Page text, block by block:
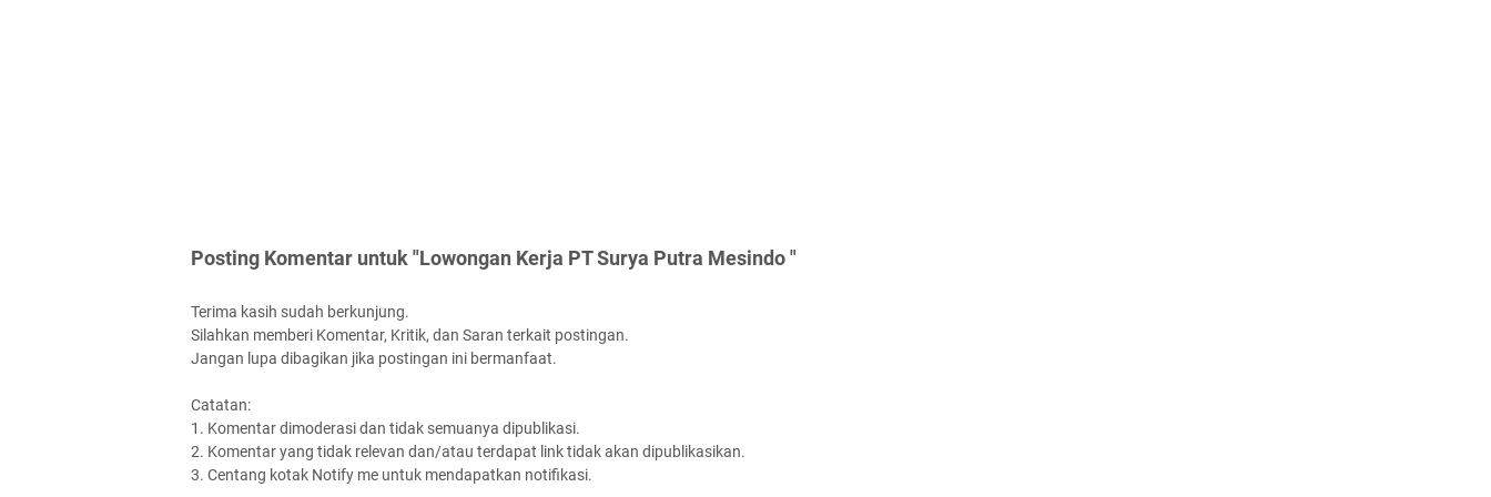
Posting Komentar untuk "Lowongan Kerja PT Surya Putra Mesindo "
Terima kasih sudah berkunjung.
Silahkan memberi Komentar, Kritik, dan Saran terkait postingan.
Jangan lupa dibagikan jika postingan ini bermanfaat.
Catatan:
1. Komentar dimoderasi dan tidak semuanya dipublikasi.
2. Komentar yang tidak relevan dan/atau terdapat link tidak akan dipublikasikan.
3. Centang kotak Notify me untuk mendapatkan notifikasi.